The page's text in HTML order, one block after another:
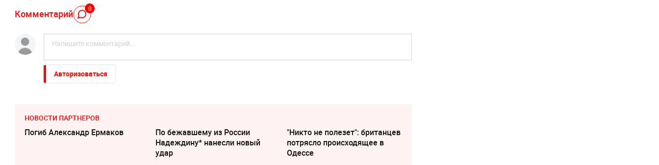
Комментарий 0
Авторизоваться
НОВОСТИ ПАРТНЕРОВ
Погиб Александр Ермаков
По бежавшему из России
Надеждину* нанесли новый
удар
"Никто не полезет": британцев
потрясло происходящее в
Одессе